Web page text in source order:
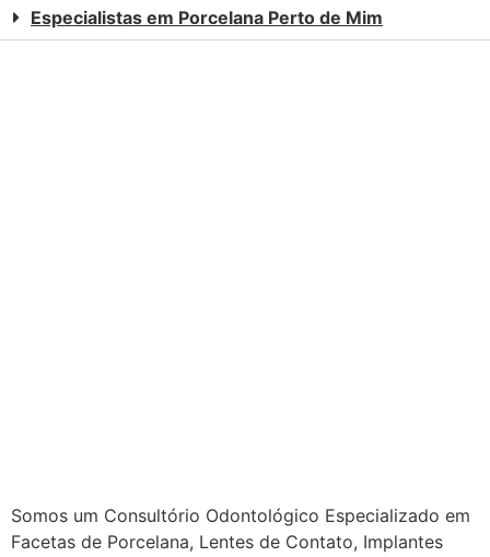
Especialistas em Porcelana Perto de Mim
Somos um Consultório Odontológico Especializado em
Facetas de Porcelana, Lentes de Contato, Implantes